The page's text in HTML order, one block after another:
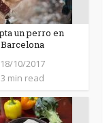
un perro en
Barcelona
18/10/2017
3 min read